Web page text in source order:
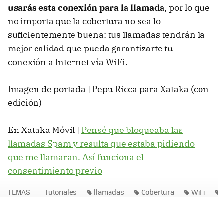
usarás esta conexión para la llamada, por lo que
no importa que la cobertura no sea lo
suficientemente buena: tus llamadas tendrán la
mejor calidad que pueda garantizarte tu
conexión a Internet vía WiFi.
Imagen de portada | Pepu Ricca para Xataka (con
edición)
En Xataka Móvil | Pensé que bloqueaba las
llamadas Spam y resulta que estaba pidiendo
que me llamaran. Así funciona el
consentimiento previo
TEMAS Tutoriales llamadas Cobertura WiFi